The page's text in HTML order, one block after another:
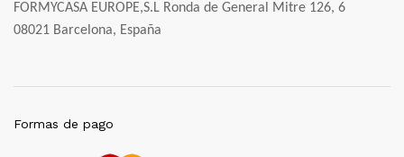
FORMYCASA EUROPE,S.L Ronda de General Mitre 126, 6
08021 Barcelona, España
Formas de pago